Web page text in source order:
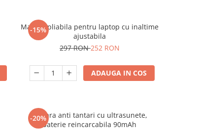
-15%
Masuta pliabila pentru laptop cu inaltime
ajustabila
297 RON252 RON
ADAUGA IN COS
-20%
Bratara anti tantari cu ultrasunete,
baterie reincarcabila 90mAh